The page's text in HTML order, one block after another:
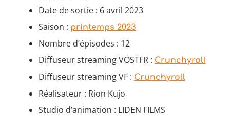
Date de sortie : 6 avril 2023
Saison : printemps 2023
Nombre d’épisodes : 12
Diffuseur streaming VOSTFR : Crunchyroll
Diffuseur streaming VF : Crunchyroll
Réalisateur : Rion Kujo
Studio d’animation : LIDEN FILMS